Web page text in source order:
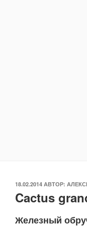
ОПУБЛИКОВАНО
18.02.2014 АВТОР:
Cactus
Железный